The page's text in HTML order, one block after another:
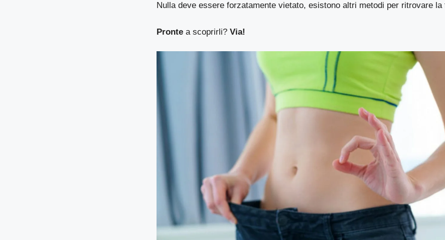
Nulla deve essere forzatamente vietato, esistono altri metodi per ritrovare la
Pronte a scoprirli?Via!